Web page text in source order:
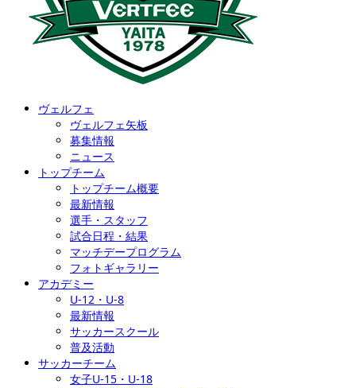
ヴェルフェ
ヴェルフェ矢板
募集情報
ニュース
トップチーム
トップチーム概要
最新情報
選手・スタッフ
試合日程・結果
マッチデープログラム
フォトギャラリー
アカデミー
U-12・U-8
最新情報
サッカースクール
普及活動
サッカーチーム
女子U-15・U-18